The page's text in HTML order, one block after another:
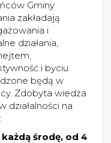
Gminy
zakładają
i
działania,
i byciu
będą w
Zdobyta wiedza
działalności na
środę, od 4